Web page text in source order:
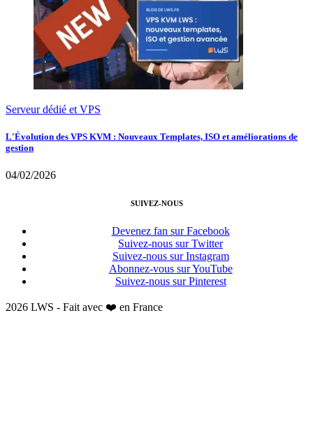
Serveur dédié et VPS
L'Évolution des VPS KVM : Nouveaux Templates, ISO et améliorations de
gestion
04/02/2026
SUIVEZ-NOUS
Devenez fan sur Facebook
Suivez-nous sur Twitter
Suivez-nous sur Instagram
Abonnez-vous sur YouTube
Suivez-nous sur Pinterest
2026 LWS - Fait avec ❤️ en France